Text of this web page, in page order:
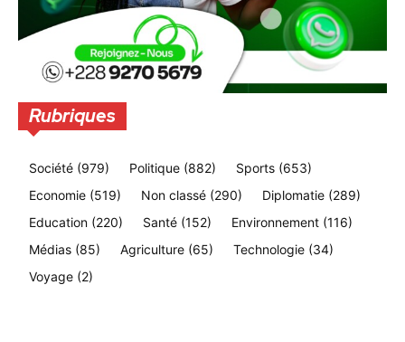
Rubriques
Société (979) Politique (882) Sports (653)
Economie (519) Non classé (290) Diplomatie (289)
Education (220) Santé (152) Environnement (116)
Médias (85) Agriculture (65) Technologie (34)
Voyage (2)